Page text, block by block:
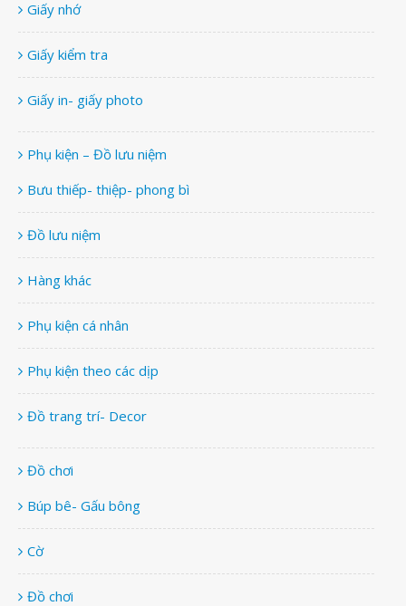
Giấy nhớ
Giấy kiểm tra
Giấy in- giấy photo
Phụ kiện – Đồ lưu niệm
Bưu thiếp- thiệp- phong bì
Đồ lưu niệm
Hàng khác
Phụ kiện cá nhân
Phụ kiện theo các dịp
Đồ trang trí- Decor
Đồ chơi
Búp bê- Gấu bông
Cờ
Đồ chơi